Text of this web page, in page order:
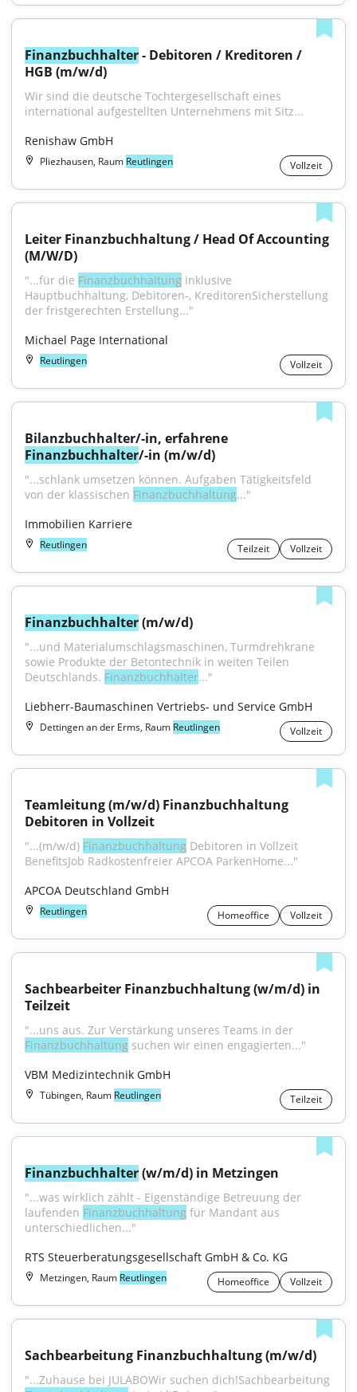
Finanzbuchhalter - Debitoren / Kreditoren /
HGB (m/w/d)
Wir sind die deutsche Tochtergesellschaft eines
international aufgestellten Unternehmens mit Sitz...
Renishaw GmbH
Pliezhausen, Raum Reutlingen Vollzeit
Leiter Finanzbuchhaltung / Head Of Accounting
(M/W/D)
"...für die Finanzbuchhaltung inklusive
Hauptbuchhaltung, Debitoren-, KreditorenSicherstellung
der fristgerechten Erstellung..."
Michael Page International
Reutlingen Vollzeit
Finanzbuchhalter/-in (m/w/d)
"...schlank umsetzen können. Aufgaben Tätigkeitsfeld
von der klassischen Finanzbuchhaltung..."
Immobilien Karriere
Reutlingen Teilzeit Vollzeit
Finanzbuchhalter (m/w/d)
"...und Materialumschlagsmaschinen, Turmdrehkrane
sowie Produkte der Betontechnik in weiten Teilen
Deutschlands. Finanzbuchhalter..."
Liebherr-Baumaschinen Vertriebs- und Service GmbH
Dettingen an der Erms, Raum Reutlingen Vollzeit
Teamleitung (m/w/d) Finanzbuchhaltung
Debitoren in Vollzeit
"...(m/w/d) Finanzbuchhaltung Debitoren in Vollzeit
BenefitsJob Radkostenfreier APCOA ParkenHome..."
APCOA Deutschland GmbH
Reutlingen Homeoffice Vollzeit
Sachbearbeiter Finanzbuchhaltung (w/m/d) in
Teilzeit
Finanzbuchhaltung suchen wir einen engagierten..."
VBM Medizintechnik GmbH
Tübingen, Raum Reutlingen Teilzeit
Finanzbuchhalter (w/m/d) in Metzingen
"...was wirklich zählt - Eigenständige Betreuung der
laufenden Finanzbuchhaltung für Mandant aus
unterschiedlichen..."
RTS Steuerberatungsgesellschaft GmbH & Co. KG
Metzingen, Raum Reutlingen Homeoffice Vollzeit
Sachbearbeitung Finanzbuchhaltung (m/w/d)